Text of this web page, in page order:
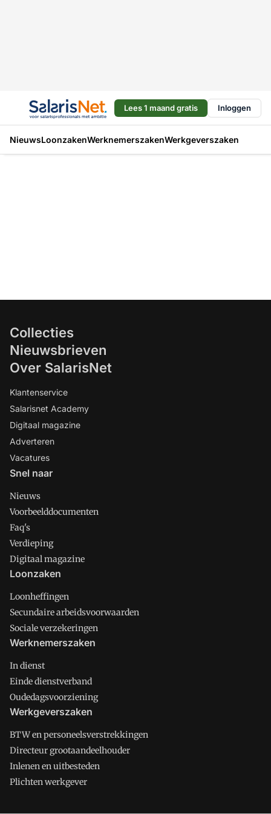
Lees 1 maand gratis Inloggen
NieuwsLoonzakenWerknemerszakenWerkgeverszaken
Collecties
Nieuwsbrieven
Over SalarisNet
Klantenservice
Salarisnet Academy
Digitaal magazine
Adverteren
Vacatures
Snel naar
Nieuws
Voorbeelddocumenten
Faq's
Verdieping
Digitaal magazine
Loonzaken
Loonheffingen
Secundaire arbeidsvoorwaarden
Sociale verzekeringen
Werknemerszaken
In dienst
Einde dienstverband
Oudedagsvoorziening
Werkgeverszaken
BTW en personeelsverstrekkingen
Directeur grootaandeelhouder
Inlenen en uitbesteden
Plichten werkgever